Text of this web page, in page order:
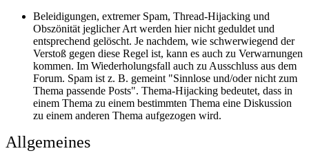
Beleidigungen, extremer Spam, Thread-Hijacking und
Obszönität jeglicher Art werden hier nicht geduldet und
entsprechend gelöscht. Je nachdem, wie schwerwiegend der
Verstoß gegen diese Regel ist, kann es auch zu Verwarnungen
kommen. Im Wiederholungsfall auch zu Ausschluss aus dem
Forum. Spam ist z. B. gemeint "Sinnlose und/oder nicht zum
Thema passende Posts". Thema-Hijacking bedeutet, dass in
einem Thema zu einem bestimmten Thema eine Diskussion
zu einem anderen Thema aufgezogen wird.
Allgemeines